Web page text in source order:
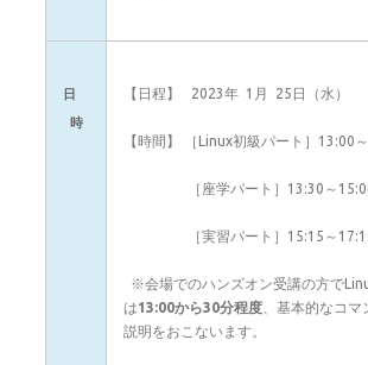
日
時
【日程】 2023年 1月 25日（水）
【時間】 ［Linux初級パート］13:00
［座学パート］13:30～15:00
［実習パート］15:15～17:15
※会場でのハンズオン受講の方で
は13:00から30分程度 、基本的なコ
説明をおこないます。